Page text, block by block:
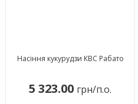
Насіння кукурудзи КВС Рабато
5 323.00 грн/п.о.